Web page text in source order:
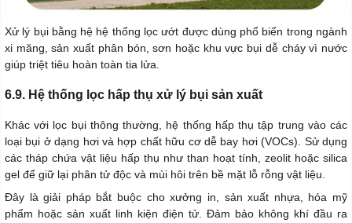
Xử lý bụi bằng hệ hệ thống lọc ướt được dùng phổ biến trong ngành
xi măng, sản xuất phân bón, sơn hoặc khu vực bụi dễ cháy vì nước
giúp triệt tiêu hoàn toàn tia lửa.
6.9. Hệ thống lọc hấp thụ xử lý bụi sản xuất
Khác với lọc bụi thông thường, hệ thống hấp thụ tập trung vào các
loại bụi ở dạng hơi và hợp chất hữu cơ dễ bay hơi (VOCs). Sử dụng
các tháp chứa vật liệu hấp thụ như than hoạt tính, zeolit hoặc silica
gel để giữ lại phân tử độc và mùi hôi trên bề mặt lỗ rỗng vật liệu.
Đây là giải pháp bắt buộc cho xưởng in, sản xuất nhựa, hóa mỹ
phẩm hoặc sản xuất linh kiện điện tử. Đảm bảo không khí đầu ra